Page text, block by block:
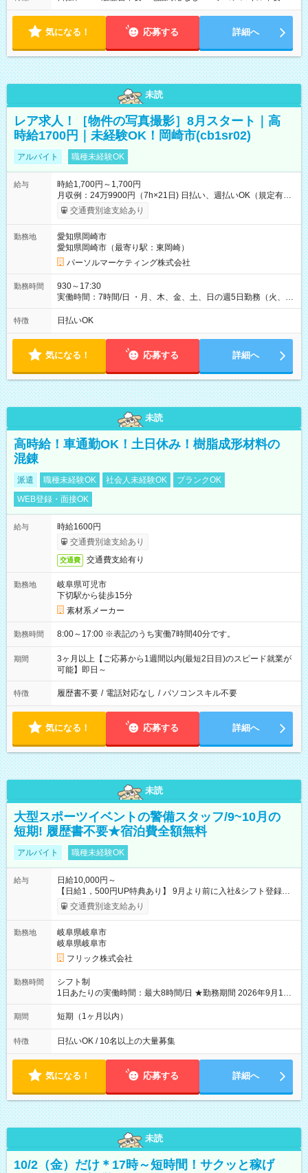
気になる！ 応募する 詳細へ
未読
レア求人！［物件の写真撮影］8月スタート｜高
時給1700円｜未経験OK！岡崎市(cb1sr02)
アルバイト 職種未経験OK
給与
時給1,700円～1,700円
月収例：24万9900円（7h×21日) 日払い、週払いOK（規定有
り） 【試用期間】試用期間なし
交通費別途支給あり
勤務地
愛知県岡崎市
愛知県岡崎市（最寄り駅：東岡崎）
パーソルマーケティング株式会社
勤務時間
930～17:30
実働時間：7時間/日 ・月、木、金、土、日の週5日勤務（火、水
は固定休です／夏季、年末年始等、長期休暇有り！） ・ワンシ
フト！ 残業ほぼナシ（0～5h/月）
特徴 日払いOK
気になる！ 応募する 詳細へ
未読
高時給！車通勤OK！土日休み！樹脂成形材料の
混錬
派遣 職種未経験OK 社会人未経験OK
ブランクOK
WEB登録・面接OK
給与
時給1600円
交通費別途支給あり
交通費 交通費支給有り
勤務地
岐阜県可児市
下切駅から徒歩15分
素材系メーカー
勤務時間 8:00～17:00 ※表記のうち実働7時間40分です。
期間
3ヶ月以上【ご応募から1週間以内(最短2日目)のスピード就業が
可能】即日～
特徴 履歴書不要 / 電話対応なし / パソコンスキル不要
気になる！ 応募する 詳細へ
未読
大型スポーツイベントの警備スタッフ/9~10月の
短期! 履歴書不要★宿泊費全額無料
アルバイト 職種未経験OK
給与
日給10,000円～
【日給1，500円UP特典あり】 9月より前に入社&シフト登録す
ると 期間中(9/16~10/23) の日給がUP! 日給1万1500円でしっか
り稼げます♪ 【試用期間】試用期間なし
交通費別途支給あり
勤務地
岐阜県岐阜市
岐阜県岐阜市
フリック株式会社
勤務時間
シフト制
1日あたりの実働時間：最大8時間/日 ★勤務期間 2026年9月16
日~2026年10月23日 短期勤務OK! 期間中フル勤務できる方優遇
※週3~5日勤務(勤務日数応相談) ※期間前から勤務スタートも可
り ※夜勤シフトあり
期間 短期（1ヶ月以内）
特徴 日払いOK / 10名以上の大量募集
気になる！ 応募する 詳細へ
未読
10/2（金）だけ＊17時～短時間！サクッと稼げ